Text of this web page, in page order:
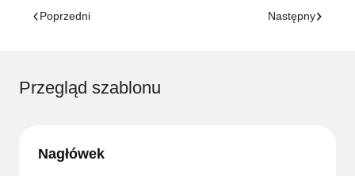
Poprzedni Następny
Przegląd szablonu
Nagłówek